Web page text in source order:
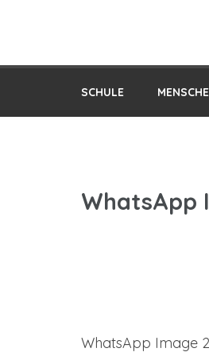
SCHULE
WhatsApp
WhatsApp Image